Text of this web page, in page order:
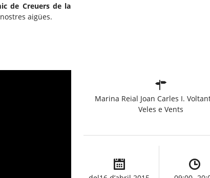
de Creuers de la
aigües.
Marina Reial Joan Carles I.
Veles e Vents